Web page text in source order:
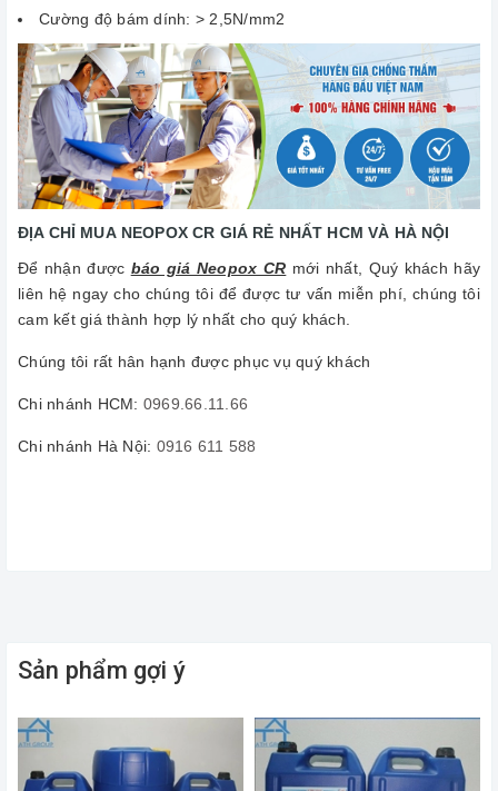
Cường độ bám dính: > 2,5Ν/mm2
ĐỊA CHỈ MUA NEOPOX CR GIÁ RẺ NHẤT HCM VÀ HÀ NỘI
Để nhận được báo giá Neopox CR mới nhất, Quý khách hãy
liên hệ ngay cho chúng tôi để được tư vấn miễn phí, chúng tôi
cam kết giá thành hợp lý nhất cho quý khách.
Chúng tôi rất hân hạnh được phục vụ quý khách
Chi nhánh HCM: 0969.66.11.66
Chi nhánh Hà Nội: 0916 611 588
Sản phẩm gợi ý